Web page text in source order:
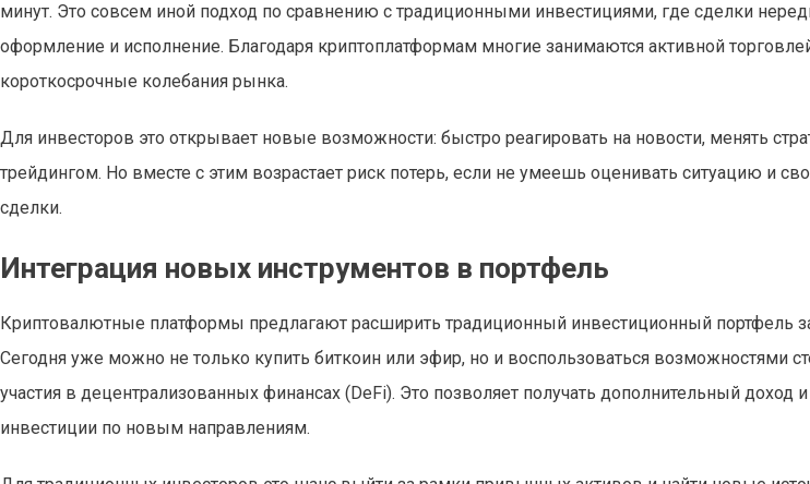
минут. Это совсем иной подход по сравнению с традиционными инвестициями, где сделки
оформление и исполнение. Благодаря криптоплатформам многие занимаются активной
короткосрочные колебания рынка.
Для инвесторов это открывает новые возможности: быстро реагировать на новости, менять
трейдингом. Но вместе с этим возрастает риск потерь, если не умеешь оценивать ситуацию и
сделки.
Интеграция новых инструментов в портфель
Криптовалютные платформы предлагают расширить традиционный инвестиционный портфель
Сегодня уже можно не только купить биткоин или эфир, но и воспользоваться возможностями
участия в децентрализованных финансах (DeFi). Это позволяет получать дополнительный доход
инвестиции по новым направлениям.